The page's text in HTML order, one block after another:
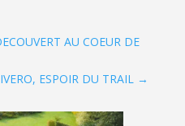
AU COEUR DE
ESPOIR DU TRAIL →